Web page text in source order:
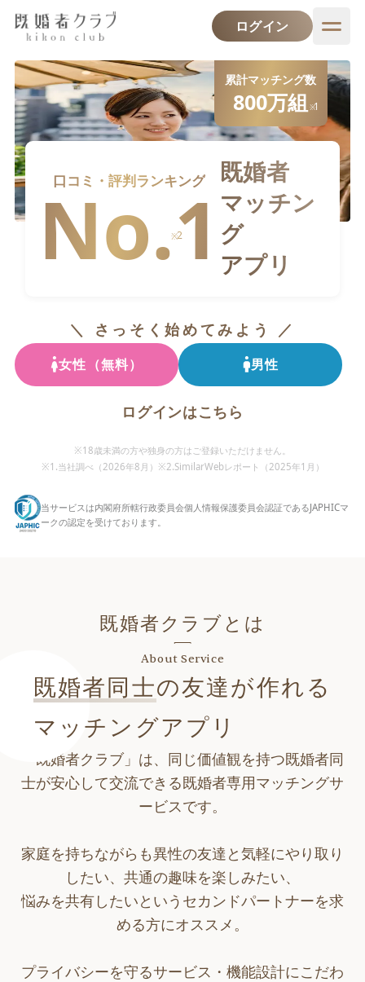
ログイン
累計マッチング数
800万組 ※1
既婚者
マッチン
グ
アプリ
口コミ・評判ランキング
No.1
※2
＼ さっそく始めてみよう ／
女性（無料） 男性
ログインはこちら
※18歳未満の方や独身の方はご登録いただけません。
※1.当社調べ（2026年8月 ） ※2.SimilarWebレポート（2025年1月）
当サービスは内閣府所轄行政委員会個人情報保護委員会認証であるJAPHICマ
ークの認定を受けております。
既婚者クラブとは
About Service
既婚者同士の友達が作れる
マッチングアプリ
「既婚者クラブ」は、同じ価値観を持つ既婚者同
士が安心して交流できる既婚者専用マッチングサ
ービスです。
家庭を持ちながらも異性の友達と気軽にやり取り
したい、共通の趣味を楽しみたい、
悩みを共有したいというセカンドパートナーを求
める方にオススメ。
プライバシーを守るサービス・機能設計にこだわ